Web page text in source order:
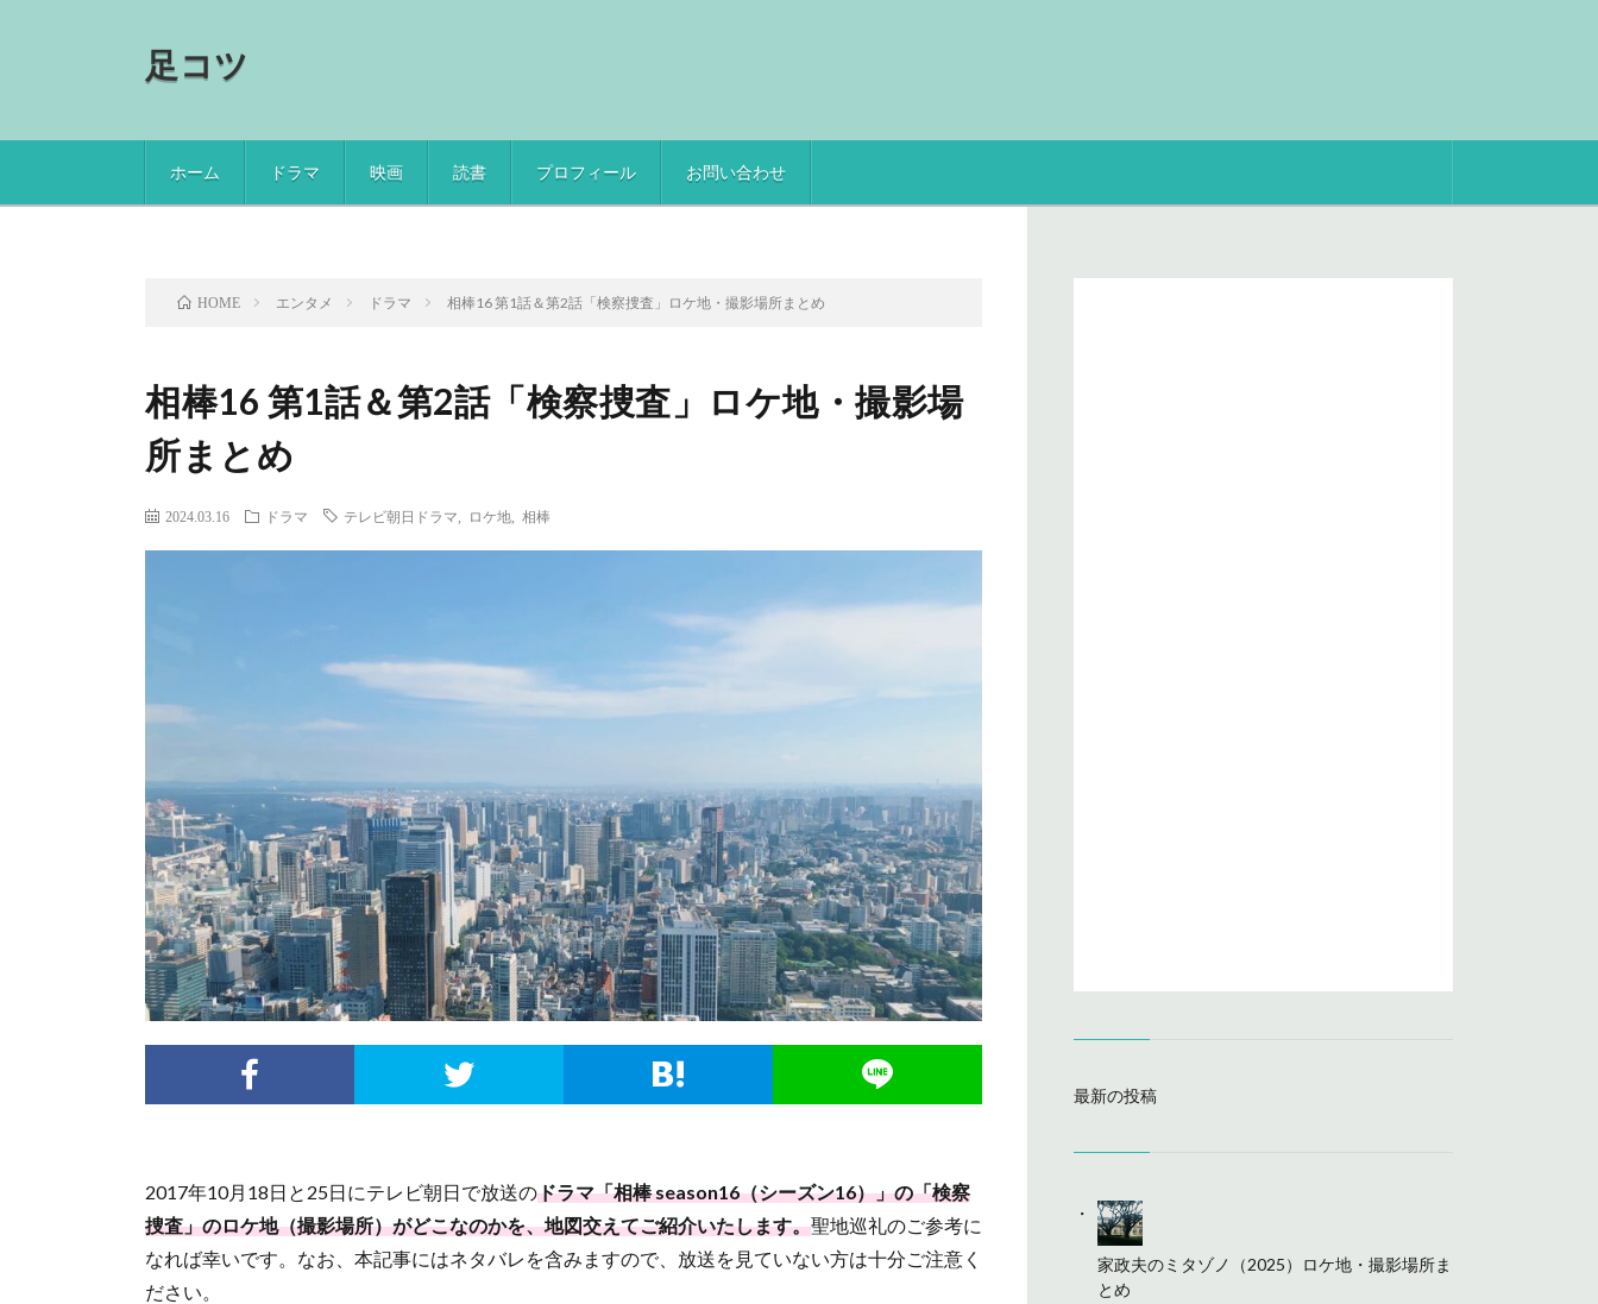
足コツ
ホーム ドラマ 映画 読書 プロフィール お問い合わせ
HOME エンタメ ドラマ 相棒16 第1話＆第2話「検察捜査」ロケ地・撮影場所まとめ
相棒16 第1話＆第2話「検察捜査」ロケ地・撮影場
所まとめ
2024.03.16 ドラマ テレビ朝日ドラマ ロケ地 相棒
2017年10月18日と25日にテレビ朝日で放送のドラマ「相棒 season16（シーズン16）」の「検察
捜査」のロケ地（撮影場所）がどこなのかを、地図交えてご紹介いたします。聖地巡礼のご参考に
なれば幸いです。なお、本記事にはネタバレを含みますので、放送を見ていない方は十分ご注意く
ださい。
最新の投稿
家政夫のミタゾノ（2025）ロケ地・撮影場所ま
とめ